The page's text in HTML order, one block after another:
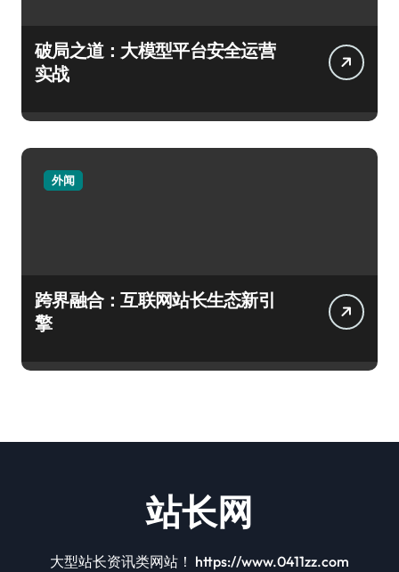
破局之道：大模型平台安全运营
实战
外闻
跨界融合：互联网站长生态新引
擎
站长网
大型站长资讯类网站！ https://www.0411zz.com